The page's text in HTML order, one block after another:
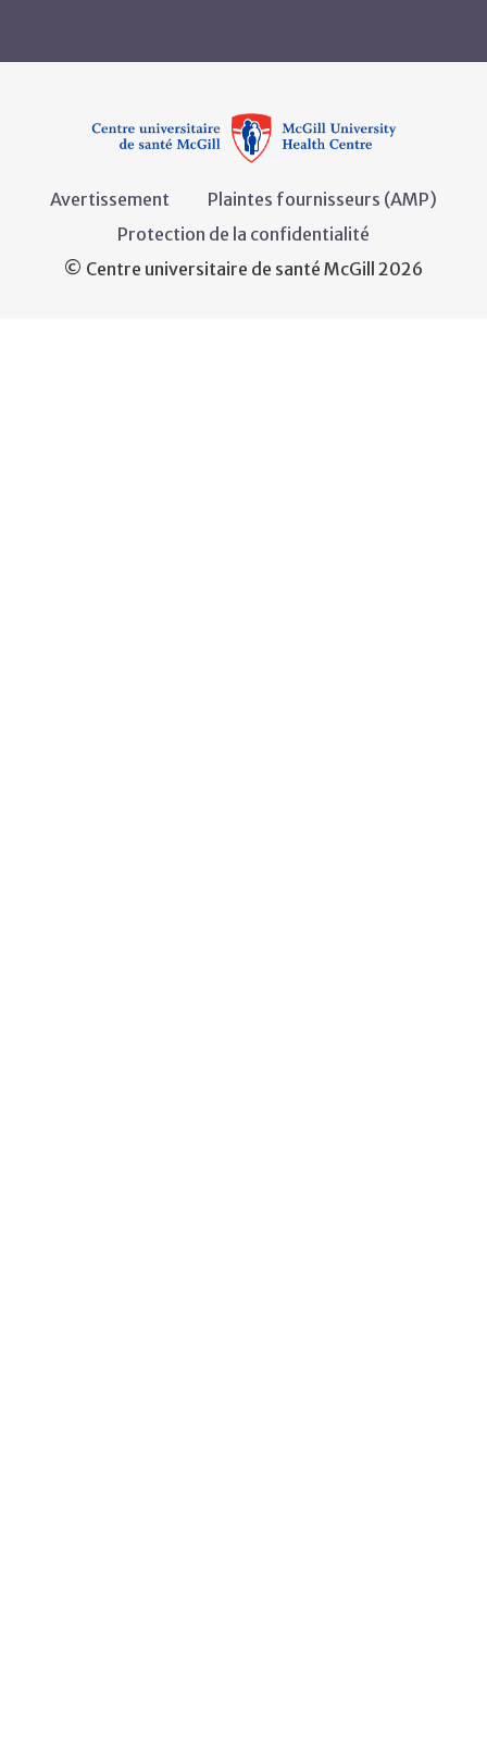
Avertissement
Plaintes fournisseurs (AMP)
Protection de la confidentialité
© Centre universitaire de santé McGill 2026